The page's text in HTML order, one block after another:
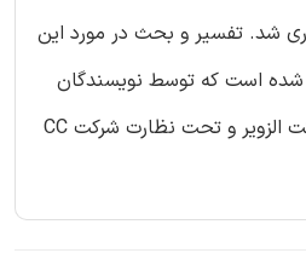
شد. تفسیر و بحث در مورد این
شده است که توسط نویسندگان
در سال 2016 با مجوز شرکت الزویر و تحت نظارت شرکت CC